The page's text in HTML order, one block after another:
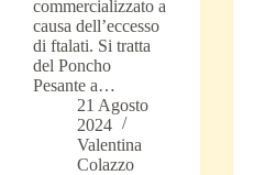
commercializzato a
causa dell’eccesso
di ftalati. Si tratta
del Poncho
Pesante a…
21 Agosto
2024
Valentina
Colazzo